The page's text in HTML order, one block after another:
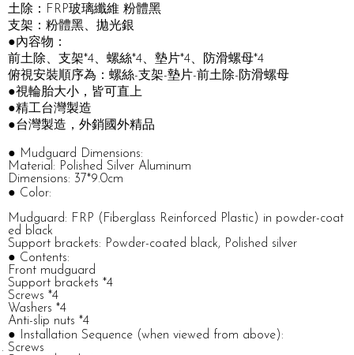
土除：FRP玻璃纖維 粉體黑
支架：粉體黑、拋光銀
●內容物：
前土除、支架*4、螺絲*4、墊片*4、防滑螺母*4
俯視安裝順序為：螺絲-支架-墊片-前土除-防滑螺母
●視輪胎大小，皆可直上
●精工台灣製造
●台灣製造，外銷國外精品
● Mudguard Dimensions:
Material: Polished Silver Aluminum
Dimensions: 37*9.0cm
● Color:
Mudguard: FRP (Fiberglass Reinforced Plastic) in powder-coat
ed black
Support brackets: Powder-coated black, Polished silver
● Contents:
Front mudguard
Support brackets *4
Screws *4
Washers *4
Anti-slip nuts *4
● Installation Sequence (when viewed from above):
Screws